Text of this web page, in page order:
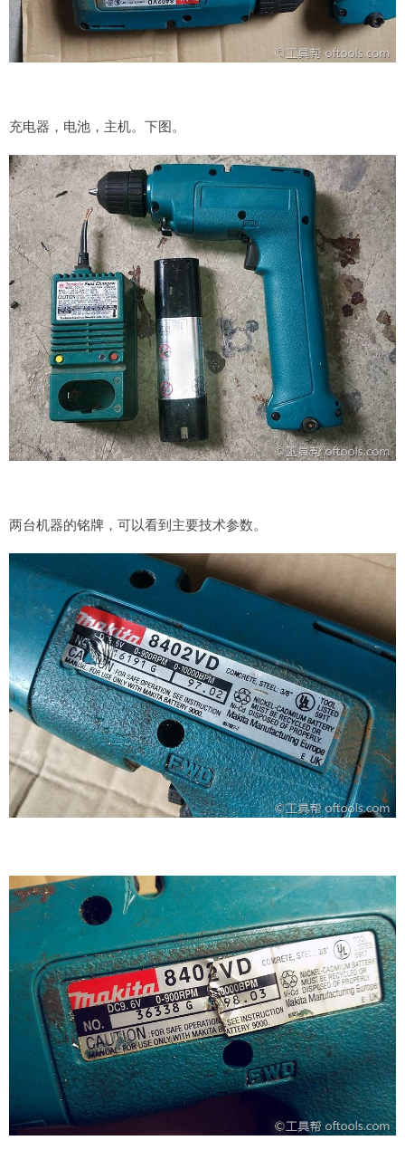
充电器，电池，主机。下图。
两台机器的铭牌，可以看到主要技术参数。